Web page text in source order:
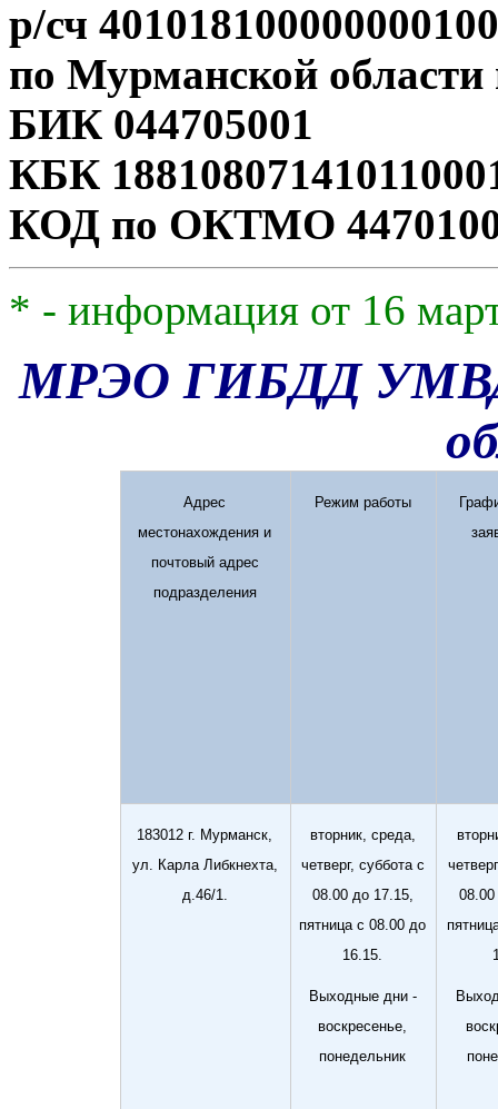
р/сч
по Мурманской
БИК 044705001
КБК
КОД по ОКТМО
* - информация от 16
МРЭО ГИБДД УМВД
Адрес
местонахождения и
почтовый адрес
подразделения
Режим работы
183012 г. Мурманск,
ул. Карла Либкнехта,
д.46/1.
вторник, среда,
четверг, суббота с
08.00 до 17.15,
пятница с 08.00 до
16.15.
Выходные дни -
воскресенье,
понедельник